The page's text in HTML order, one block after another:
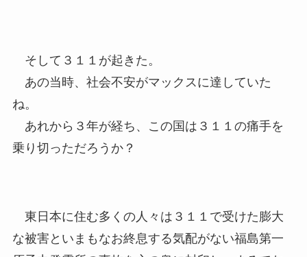
そして３１１が起きた。
あの当時、社会不安がマックスに達していた
ね。
あれから３年が経ち、この国は３１１の痛手を
乗り切っただろうか？
東日本に住む多くの人々は３１１で受けた膨大
な被害といまもなお終息する気配がない福島第一